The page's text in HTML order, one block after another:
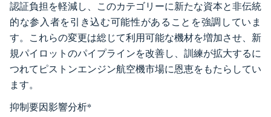
認証負担を軽減し、このカテゴリーに新たな資本と非伝統
的な参入者を引き込む可能性があることを強調していま
す。これらの変更は総じて利用可能な機材を増加させ、新
規パイロットのパイプラインを改善し、訓練が拡大するに
つれてピストンエンジン航空機市場に恩恵をもたらしてい
ます。
抑制要因影響分析*